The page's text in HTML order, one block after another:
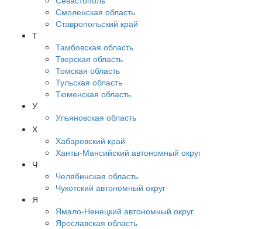
Смоленская область
Ставропольский край
Т
Тамбовская область
Тверская область
Томская область
Тульская область
Тюменская область
У
Ульяновская область
Х
Хабаровский край
Ханты-Мансийский автономный округ
Ч
Челябинская область
Чукотский автономный округ
Я
Ямало-Ненецкий автономный округ
Ярославская область